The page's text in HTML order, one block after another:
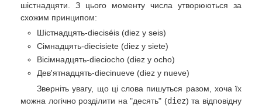
шістнадцяти. З цього моменту числа утворюються за
схожим принципом:
Шістнадцять-dieciséis (diez y seis)
Сімнадцять-diecisiete (diez y siete)
Вісімнадцять-dieciocho (diez y ocho)
Дев'ятнадцять-diecinueve (diez y nueve)
Зверніть увагу, що ці слова пишуться разом, хоча їх
можна логічно розділити на "десять" (diez) та відповідну